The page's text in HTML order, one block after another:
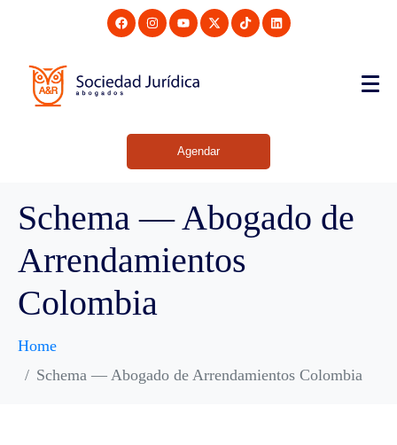
Agendar
Schema — Abogado de
Arrendamientos
Colombia
Home
Schema — Abogado de Arrendamientos Colombia